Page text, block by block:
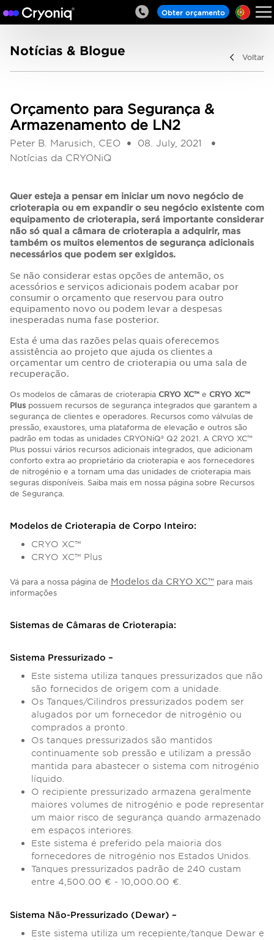
Obter orçamento
Notícias & Blogue Voltar
Orçamento para Segurança &
Armazenamento de LN2
Peter B. Marusich, CEO
08. July, 2021
Notícias da CRYONiQ
Quer esteja a pensar em iniciar um novo negócio de
crioterapia ou em expandir o seu negócio existente com
equipamento de crioterapia, será importante considerar
não só qual a câmara de crioterapia a adquirir, mas
também os muitos elementos de segurança adicionais
necessários que podem ser exigidos.
Se não considerar estas opções de antemão, os
acessórios e serviços adicionais podem acabar por
consumir o orçamento que reservou para outro
equipamento novo ou podem levar a despesas
inesperadas numa fase posterior.
Esta é uma das razões pelas quais oferecemos
assistência ao projeto que ajuda os clientes a
orçamentar um centro de crioterapia ou uma sala de
recuperação.
Os modelos de câmaras de crioterapia CRYO XC™e CRYO XC™
Pluspossuem recursos de segurança integrados que garantem a
segurança de clientes e operadores. Recursos como válvulas de
pressão, exaustores, uma plataforma de elevação e outros são
padrão em todas as unidades CRYONiQ® Q2 2021. A CRYO XC™
Plus possui vários recursos adicionais integrados, que adicionam
conforto extra ao proprietário da crioterapia e aos fornecedores
de nitrogénio e a tornam uma das unidades de crioterapia mais
seguras disponíveis. Saiba mais em nossa página sobre Recursos
de Segurança.
Modelos de Crioterapia de Corpo Inteiro:
CRYO XC™
CRYO XC™ Plus
Vá para a nossa página de Modelos da CRYO XC™para mais
informações
Sistemas de Câmaras de Crioterapia:
Sistema Pressurizado –
Este sistema utiliza tanques pressurizados que não
são fornecidos de origem com a unidade.
Os Tanques/Cilindros pressurizados podem ser
alugados por um fornecedor de nitrogénio ou
comprados a pronto.
Os tanques pressurizados são mantidos
continuamente sob pressão e utilizam a pressão
mantida para abastecer o sistema com nitrogénio
líquido.
O recipiente pressurizado armazena geralmente
maiores volumes de nitrogénio e pode representar
um maior risco de segurança quando armazenado
em espaços interiores.
Este sistema é preferido pela maioria dos
fornecedores de nitrogénio nos Estados Unidos.
Tanques pressurizados padrão de 240 custam
entre 4,500.00 € - 10,000.00 €.
Sistema Não-Pressurizado (Dewar) –
Este sistema utiliza um recepiente/tanque Dewar e